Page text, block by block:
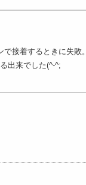
接着するときに失敗。
出来でした(^-^;